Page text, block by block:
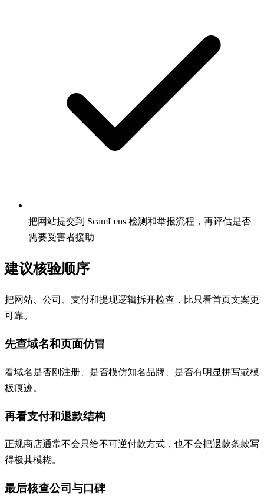
把网站提交到 ScamLens 检测和举报流程，再评估是否
需要受害者援助
建议核验顺序
把网站、公司、支付和提现逻辑拆开检查，比只看首页文案更
可靠。
先查域名和页面仿冒
看域名是否刚注册、是否模仿知名品牌、是否有明显拼写或模
板痕迹。
再看支付和退款结构
正规商店通常不会只给不可逆付款方式，也不会把退款条款写
得极其模糊。
最后核查公司与口碑